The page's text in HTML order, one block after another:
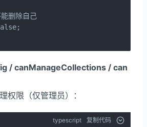
删除自己
/ canManageCollections / can
权限（仅管理员）：
typescript 复制代码